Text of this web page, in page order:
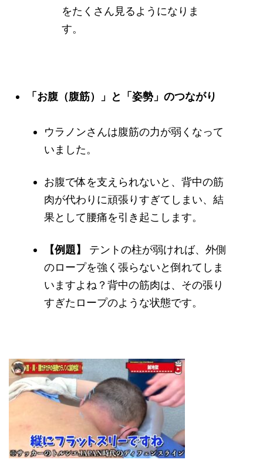
をたくさん見るようになりま
す。
「お腹（腹筋）」と「姿勢」のつながり
ウラノンさんは腹筋の力が弱くなって
いました。
お腹で体を支えられないと、背中の筋
肉が代わりに頑張りすぎてしまい、結
果として腰痛を引き起こします。
【例題】
テントの柱が弱ければ、外側
のロープを強く張らないと倒れてしま
いますよね？背中の筋肉は、その張り
すぎたロープのような状態です。